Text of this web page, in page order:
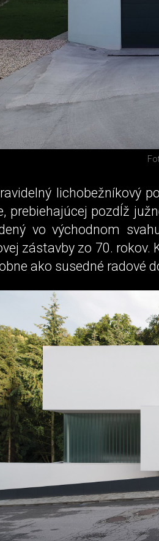
lichobežníkový
prebiehajúcej pozdĺž
vo východnom
zástavby zo 70. rokov.
ako susedné radové